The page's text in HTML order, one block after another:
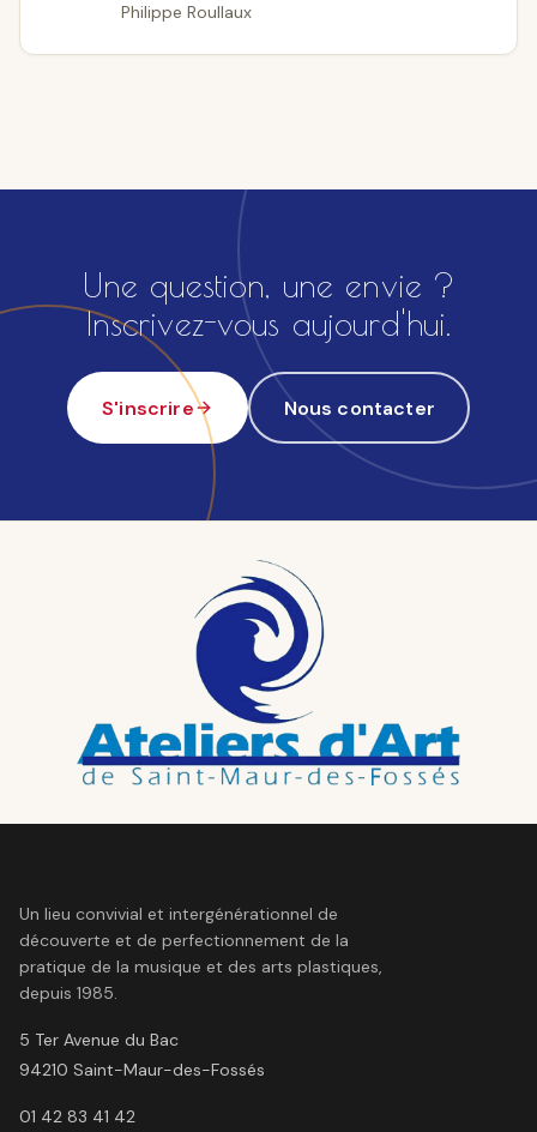
Philippe Roullaux
Une question, une envie ?
Inscrivez-vous aujourd'hui.
S'inscrire Nous contacter
Un lieu convivial et intergénérationnel de
découverte et de perfectionnement de la
pratique de la musique et des arts plastiques,
depuis 1985.
5 Ter Avenue du Bac
94210 Saint-Maur-des-Fossés
01 42 83 41 42